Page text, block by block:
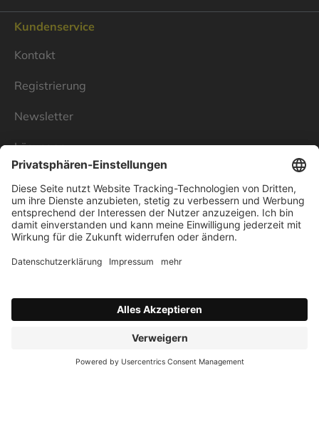
Kundenservice
Kontakt
Registrierung
Newsletter
Lösungen
Über Linnenbecker
Unsere Standorte
Unternehmen
Datenschutz